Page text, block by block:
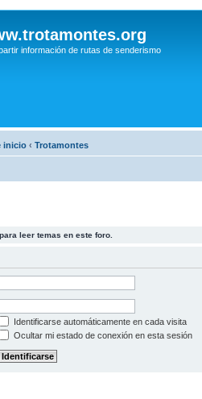
información de rutas de senderismo
inicio ‹ Trotamontes
leer temas en este foro.
Identificarse automáticamente en cada visita
Ocultar mi estado de conexión en esta sesión